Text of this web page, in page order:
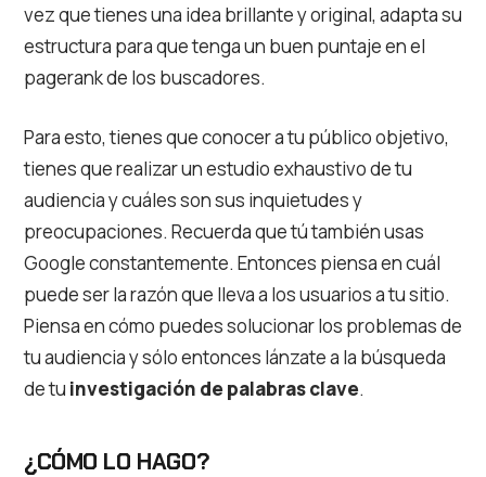
vez que tienes una idea brillante y original, adapta su
estructura para que tenga un buen puntaje en el
pagerank de los buscadores.
Para esto, tienes que conocer a tu público objetivo,
tienes que realizar un estudio exhaustivo de tu
audiencia y cuáles son sus inquietudes y
preocupaciones. Recuerda que tú también usas
Google constantemente. Entonces piensa en cuál
puede ser la razón que lleva a los usuarios a tu sitio.
Piensa en cómo puedes solucionar los problemas de
tu audiencia y sólo entonces lánzate a la búsqueda
de tu investigación de palabras clave.
¿CÓMO LO HAGO?